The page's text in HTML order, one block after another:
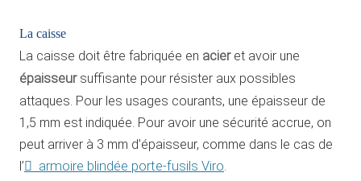
La caisse
La caisse doit être fabriquée en acieret avoir une
épaisseursuffisante pour résister aux possibles
attaques. Pour les usages courants, une épaisseur de
1,5 mm est indiquée. Pour avoir une sécurité accrue, on
peut arriver à 3 mm d’épaisseur, comme dans le cas de
l’
armoire blindée porte-fusils Viro.